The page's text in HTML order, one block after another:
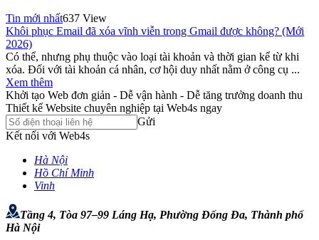
Tin mới nhất637 View
Khôi phục Email đã xóa vĩnh viễn trong Gmail được không? (Mới
2026)
Có thể, nhưng phụ thuộc vào loại tài khoản và thời gian kể từ khi
xóa. Đối với tài khoản cá nhân, cơ hội duy nhất nằm ở công cụ ...
Xem thêm
Khởi tạo Web đơn giản - Dễ vận hành - Dễ tăng trưởng doanh thu
Thiết kế Website chuyên nghiệp tại Web4s ngay
Gửi
Kết nối với Web4s
Hà Nội
Hồ Chí Minh
Vinh
Tầng 4, Tòa 97–99 Láng Hạ, Phường Đống Đa, Thành phố
Hà Nội